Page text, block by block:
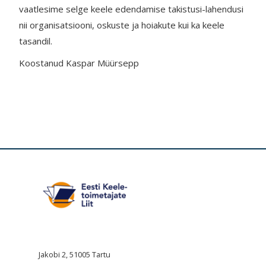
vaatlesime selge keele edendamise takistusi-lahendusi
nii organisatsiooni, oskuste ja hoiakute kui ka keele
tasandil.
Koostanud Kaspar Müürsepp
Jakobi 2, 51005 Tartu